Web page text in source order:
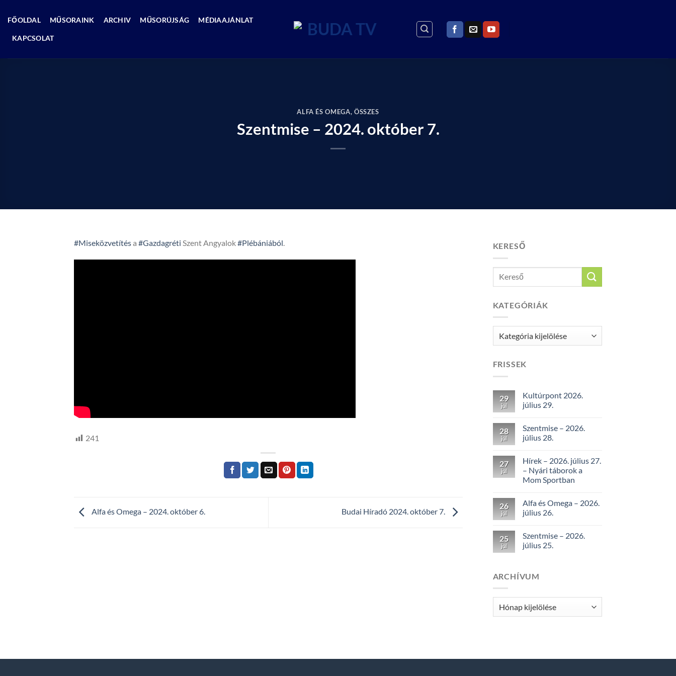
FŐOLDAL MŰSORAINK ARCHIV MŰSORÚJSÁG MÉDIAAJÁNLAT
KAPCSOLAT
ALFA ÉS OMEGA, ÖSSZES
Szentmise – 2024. október 7.
#Miseközvetítésa #Gazdagréti Szent Angyalok#Plébániából.
241
Alfa és Omega – 2024. október 6. Budai Híradó 2024. október 7.
KERESŐ
KATEGÓRIÁK
Kategóriák
FRISSEK
29
júl
Kultúrpont 2026.
július 29.
28
júl
Szentmise – 2026.
július 28.
27
júl
Hírek – 2026. július 27.
– Nyári táborok a
Mom Sportban
26
júl
Alfa és Omega – 2026.
július 26.
25
júl
Szentmise – 2026.
július 25.
ARCHÍVUM
Archívum